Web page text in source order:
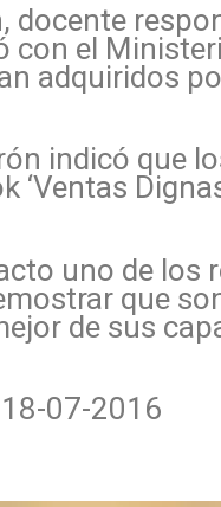
docente
con el
adquiridos
indicó que
‘Ventas
uno de los
que
de sus
07-2016